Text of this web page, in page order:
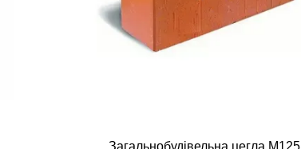
Загальнобудівельна цегла М125